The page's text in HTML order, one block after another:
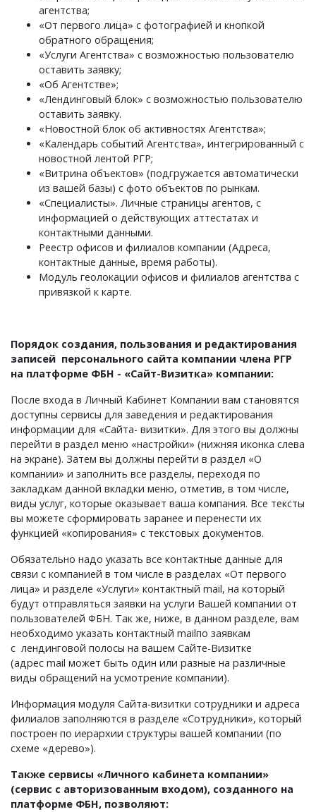
агентства;
«От первого лица» с фотографией и кнопкой
обратного обращения;
«Услуги Агентства» с возможностью пользователю
оставить заявку;
«Об Агентстве»;
«Лендинговый блок» с возможностью пользователю
оставить заявку.
«Новостной блок об активностях Агентства»;
«Календарь событий Агентства», интегрированный с
новостной лентой РГР;
«Витрина объектов» (подгружается автоматически
из вашей базы) с фото объектов по рынкам.
«Специалисты». Личные страницы агентов, с
информацией о действующих аттестатах и
контактными данными.
Реестр офисов и филиалов компании (Адреса,
контактные данные, время работы).
Модуль геолокации офисов и филиалов агентства с
привязкой к карте.
Порядок создания, пользования и редактирования
записей персонального сайта компании члена РГР
на платформе ФБН - «Сайт-Визитка» компании:
После входа в Личный Кабинет Компании вам становятся
доступны сервисы для заведения и редактирования
информации для «Сайта- визитки». Для этого вы должны
перейти в раздел меню «настройки» (нижняя иконка слева
на экране). Затем вы должны перейти в раздел «О
компании» и заполнить все разделы, переходя по
закладкам данной вкладки меню, отметив, в том числе,
виды услуг, которые оказывает ваша компания. Все тексты
вы можете сформировать заранее и перенести их
функцией «копирования» с текстовых документов.
Обязательно надо указать все контактные данные для
связи с компанией в том числе в разделах «От первого
лица» и разделе «Услуги» контактный mail, на который
будут отправляться заявки на услуги Вашей компании от
пользователей ФБН. Так же, ниже, в данном разделе, вам
необходимо указать контактный mailпо заявкам
с лендинговой полосы на вашем Сайте-Визитке
(адрес mail может быть один или разные на различные
виды обращений на усмотрение компании).
Информация модуля Сайта-визитки сотрудники и адреса
филиалов заполняются в разделе «Сотрудники», который
построен по иерархии структуры вашей компании (по
схеме «дерево»).
Также сервисы «Личного кабинета компании»
(сервис с авторизованным входом), созданного на
платформе ФБН, позволяют: